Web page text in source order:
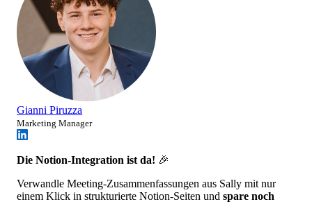
Gianni Piruzza
Marketing Manager
Die Notion-Integration ist da! 🎉
Verwandle Meeting-Zusammenfassungen aus Sally mit nur
einem Klick in strukturierte Notion-Seiten und spare noch